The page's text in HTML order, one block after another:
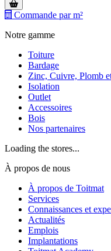
Commande par m²
Notre gamme
Toiture
Bardage
Zinc, Cuivre, Plomb
Isolation
Outlet
Accessoires
Bois
Nos partenaires
Loading the stores...
À propos de nous
À propos de Toitmat
Services
Connaissances et
Actualités
Emplois
Implantations